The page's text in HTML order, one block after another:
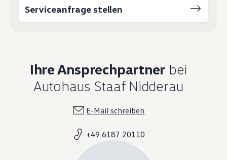
Serviceanfrage stellen
Ihre Ansprechpartner bei
Autohaus Staaf Nidderau
E-Mail schreiben
+49 6187 20110